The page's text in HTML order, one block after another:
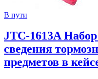
В пути
JTC-1613A
сведения
предметов в